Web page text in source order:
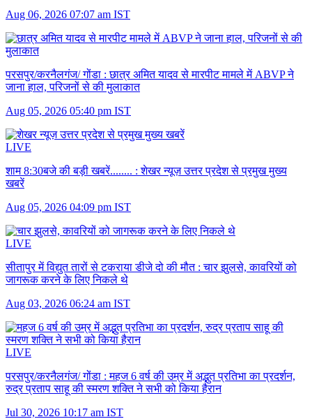
Aug 06, 2026 07:07 am IST
परसपुर/करनैलगंज/ गोंडा : छात्र अमित यादव से मारपीट मामले में ABVP ने
जाना हाल, परिजनों से की मुलाकात
Aug 05, 2026 05:40 pm IST
LIVE
शाम 8:30बजे की बड़ी खबरें........ : शेखर न्यूज़ उत्तर प्रदेश से प्रमुख मुख्य
खबरें
Aug 05, 2026 04:09 pm IST
LIVE
सीतापुर में विद्युत तारों से टकराया डीजे दो की मौत : चार झुलसे, कावरियों को
जागरूक करने के लिए निकले थे
Aug 03, 2026 06:24 am IST
LIVE
परसपुर/करनैलगंज/ गोंडा : महज 6 वर्ष की उम्र में अद्भुत प्रतिभा का प्रदर्शन,
रुद्र प्रताप साहू की स्मरण शक्ति ने सभी को किया हैरान
Jul 30, 2026 10:17 am IST